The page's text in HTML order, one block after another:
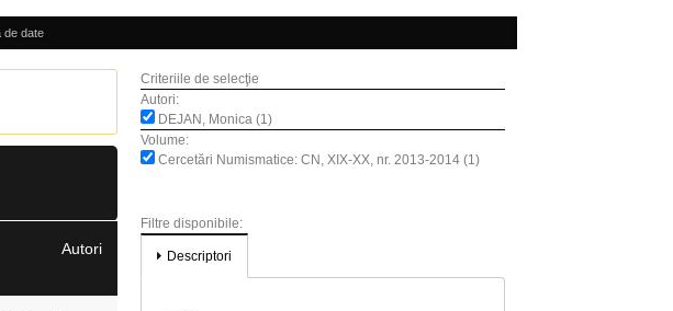
de date
Autori
Criteriile de selecţie
Autori:
DEJAN, Monica (1)
Volume:
Cercetări Numismatice: CN, XIX-XX, nr. 2013-2014 (1)
Filtre disponibile:
Descriptori